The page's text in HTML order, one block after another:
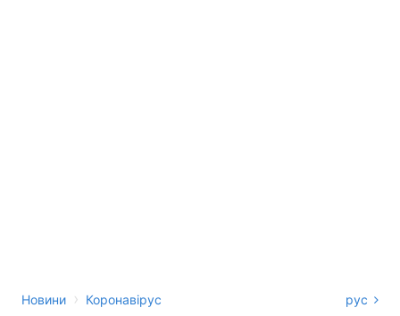
Новини › Коронавірус рус